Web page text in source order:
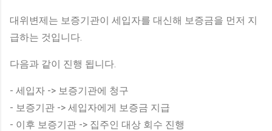
대위변제는 보증기관이 세입자를 대신해 보증금을 먼저 지
급하는 것입니다.
다음과 같이 진행 됩니다.
- 세입자 -> 보증기관에 청구
- 보증기관 -> 세입자에게 보증금 지급
- 이후 보증기관 -> 집주인 대상 회수 진행